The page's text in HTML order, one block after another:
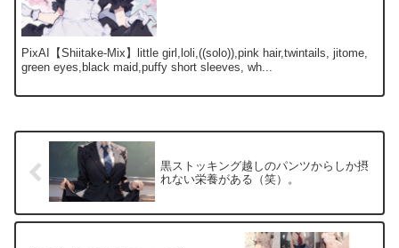
PixAI【Shiitake-Mix】little girl,loli,((solo)),pink hair,twintails, jitome,
green eyes,black maid,puffy short sleeves, wh...
黒ストッキング越しのパンツからしか摂
れない栄養がある（笑）。